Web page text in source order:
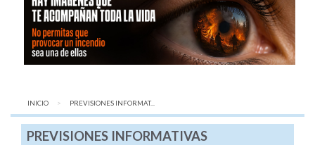
INICIO AQUÍ:
PREVISIONES INFORMAT...
PREVISIONES INFORMATIVAS